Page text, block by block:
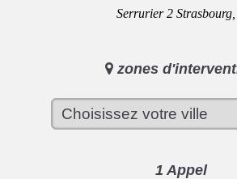
Serrurier 2
zones
1 Appel